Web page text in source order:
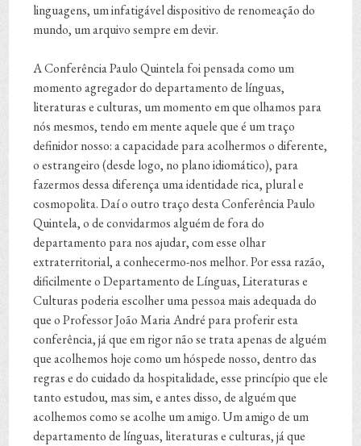
linguagens, um infatigável dispositivo de renomeação do
mundo, um arquivo sempre em devir.
A Conferência Paulo Quintela foi pensada como um
momento agregador do departamento de línguas,
literaturas e culturas, um momento em que olhamos para
nós mesmos, tendo em mente aquele que é um traço
definidor nosso: a capacidade para acolhermos o diferente,
o estrangeiro (desde logo, no plano idiomático), para
fazermos dessa diferença uma identidade rica, plural e
cosmopolita. Daí o outro traço desta Conferência Paulo
Quintela, o de convidarmos alguém de fora do
departamento para nos ajudar, com esse olhar
extraterritorial, a conhecermo-nos melhor. Por essa razão,
dificilmente o Departamento de Línguas, Literaturas e
Culturas poderia escolher uma pessoa mais adequada do
que o Professor João Maria André para proferir esta
conferência, já que em rigor não se trata apenas de alguém
que acolhemos hoje como um hóspede nosso, dentro das
regras e do cuidado da hospitalidade, esse princípio que ele
tanto estudou, mas sim, e antes disso, de alguém que
acolhemos como se acolhe um amigo. Um amigo de um
departamento de línguas, literaturas e culturas, já que